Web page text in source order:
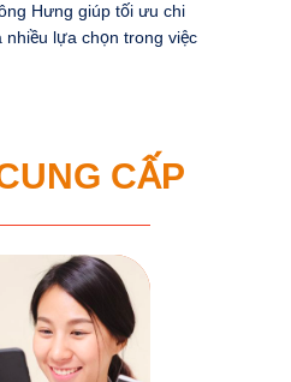
Hưng giúp tối ưu chi
nhiều lựa chọn trong việc
CẤP